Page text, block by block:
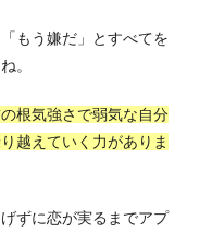
もう嫌だ」とすべてを
。
根気強さで弱気な自分
越えていく力がありま
ずに恋が実るまでアプ